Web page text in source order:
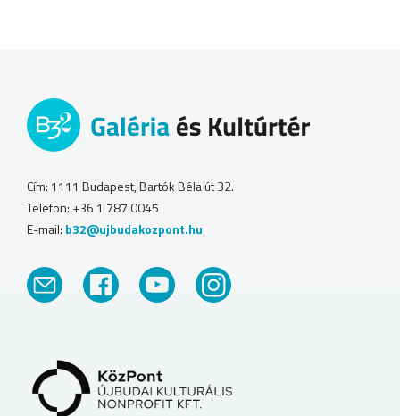
Cím: 1111 Budapest, Bartók Béla út 32.
Telefon: +36 1 787 0045
E-mail: b32@ujbudakozpont.hu